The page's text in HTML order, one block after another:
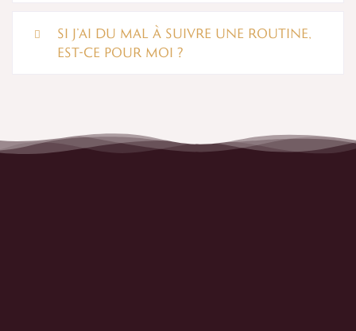
SI J’AI DU MAL À SUIVRE UNE ROUTINE,
EST-CE POUR MOI ?